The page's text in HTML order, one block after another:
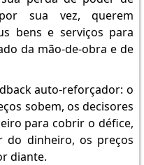
sua vez, querem
bens e serviços para
da mão-de-obra e de
auto-reforçador: o
sobem, os decisores
para cobrir o défice,
do dinheiro, os preços
diante.